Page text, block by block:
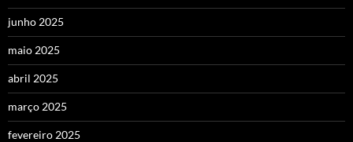
junho 2025
maio 2025
abril 2025
março 2025
fevereiro 2025